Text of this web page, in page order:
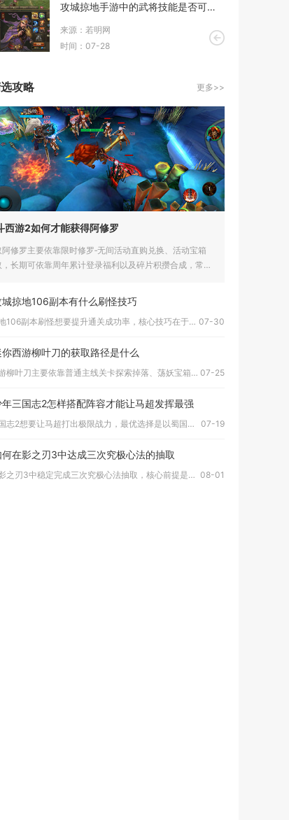
攻城掠地手游中的武将技能是否可以升级
来源：若明网
时间：07-28
攻略 更多>>
西游2如何才能获得阿修罗
阿修罗主要依靠限时修罗‑无间活动直购兑换、活动宝箱
，长期可依靠周年累计登录福利以及碎片积攒合成，常规
城掠地106副本有什么刷怪技巧
攻城掠地106副本刷怪想要提升通关成功率，核心技巧在于武将出... 07-30
你西游柳叶刀的获取路径是什么
迷你西游柳叶刀主要依靠普通主线关卡探索掉落、荡妖宝箱随机产出... 07-25
年三国志2怎样搭配阵容才能让马超发挥最强
少年三国志2想要让马超打出极限战力，最优选择是以蜀国五虎突击... 07-19
何在影之刃3中达成三次究极心法的抽取
想要在影之刃3中稳定完成三次究极心法抽取，核心前提是先解锁究... 08-01